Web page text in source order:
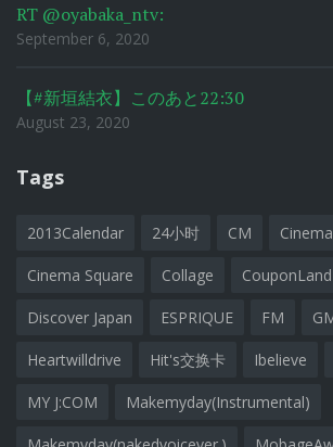
RT @oyabaka_ntv:
September 6, 2020
【#新垣結衣】このあと22:30
August 23, 2020
Tags
2013Calendar 24小时 CM Cinema
Cinema Square Collage CouponLand
Discover Japan ESPRIQUE FM
Heartwilldrive Hit's交换卡 Ibelieve
MY J:COM Makemyday(Instrumental)